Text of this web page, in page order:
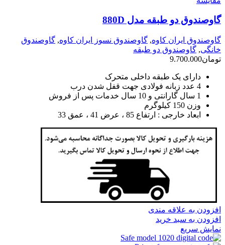
گاوصندوق دو طبقه مدل 880D
گاوصندوق ایران کاوه, گاوصندوق نسوز ایران کاوه, گاوصندوق
خانگی, گاوصندوق دو طبقه
تومان9.700.000
دارای یک طبقه داخلی متحرک
4 عدد زبانه فولادی جهت قفل شدن درب
1 سال گارانتی و 10 سال خدمات پس از فروش
وزن 150 کیلوگرم
ابعاد خارجی : ارتفاع 85 ، عرض 41 ، عمق 33
افزودن به علاقه مندی
افزودن به سبد خرید
نمایش سریع